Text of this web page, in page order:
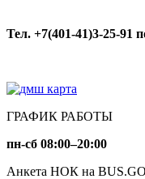
Тел. +7(401-41)3-25-91
ГРАФИК РАБОТЫ
пн-сб 08:00–20:00
Анкета НОК на